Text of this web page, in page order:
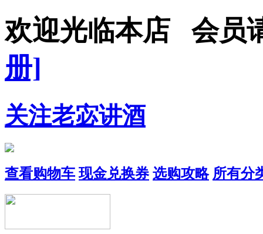
欢迎光临本店 会员
册]
关注老宓讲酒
查看购物车 现金兑换券 选购攻略 所有分